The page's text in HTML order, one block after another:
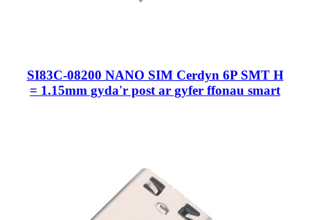
SI83C-08200 NANO SIM Cerdyn 6P SMT H
= 1.15mm gyda'r post ar gyfer ffonau smart